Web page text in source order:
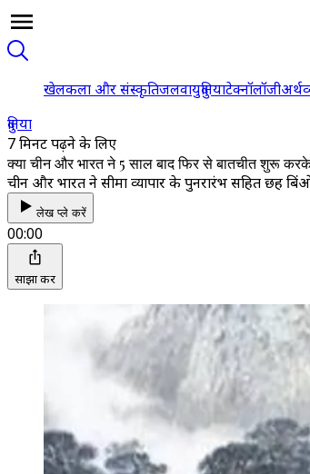
खेलकला और संस्कृतिजलवायुदुनियाटेक्नॉलॉजी
दुनिया
7 मिनट पढ़ने के लिए
क्या चीन और भारत ने 5 साल बाद फिर से बातचीत शुरू
चीन और भारत ने सीमा व्यापार के पुनरारंभ सहित छह
लेख प्ले करें
00:00
साझा करें